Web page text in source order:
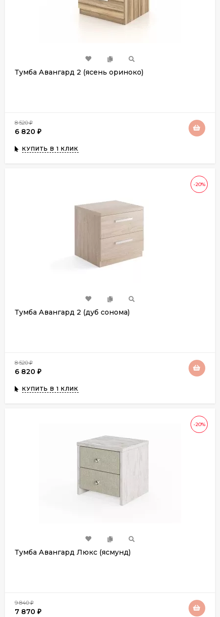
Тумба Авангард 2 (ясень ориноко)
8 520₽
6 820 ₽
КУПИТЬ В 1 КЛИК
-20%
Тумба Авангард 2 (дуб сонома)
8 520₽
6 820 ₽
КУПИТЬ В 1 КЛИК
-20%
Тумба Авангард Люкс (ясмунд)
9 840₽
7 870 ₽